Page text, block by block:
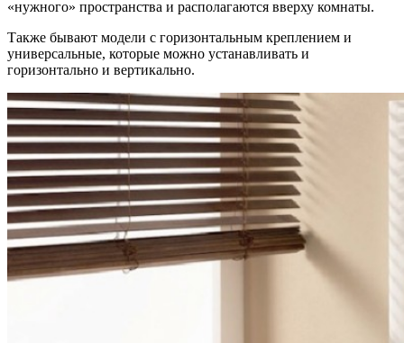
«нужного» пространства и располагаются вверху комнаты.
Также бывают модели с горизонтальным креплением и
универсальные, которые можно устанавливать и
горизонтально и вертикально.